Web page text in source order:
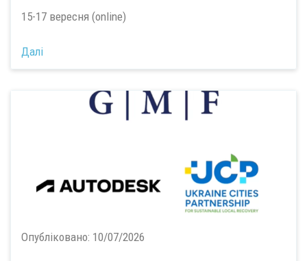
15-17 вересня (online)
Далі
Опубліковано: 10/07/2026